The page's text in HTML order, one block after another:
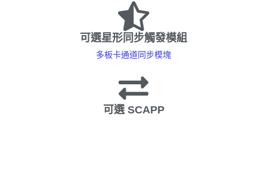
可選星形同步觸發模組
多板卡通道同步模塊
可選 SCAPP